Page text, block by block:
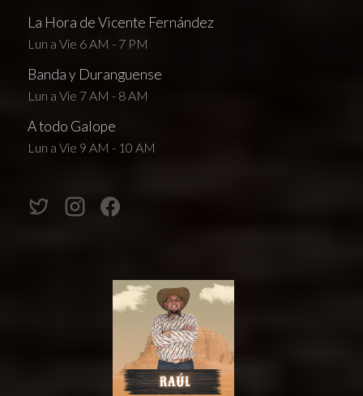
La Hora de Vicente Fernández
Lun a Vie 6 AM - 7 PM
Banda y Duranguense
Lun a Vie 7 AM - 8 AM
A todo Galope
Lun a Vie 9 AM - 10 AM